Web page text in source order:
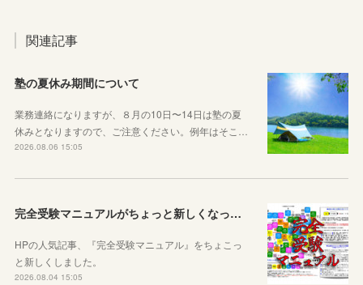
関連記事
塾の夏休み期間について
業務連絡になりますが、８月の10日〜14日は塾の夏
休みとなりますので、ご注意ください。例年はそこ…
2026.08.06 15:05
完全受験マニュアルがちょっと新しくなったよ！
HPの人気記事、『完全受験マニュアル』をちょこっ
と新しくしました。
2026.08.04 15:05